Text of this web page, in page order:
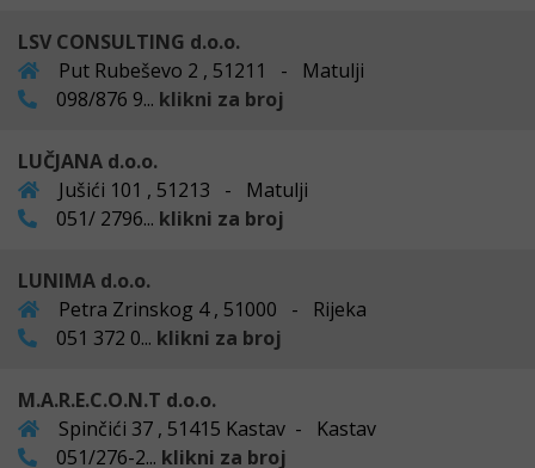
LSV CONSULTING d.o.o.
Put Rubeševo 2 , 51211 - Matulji
098/876 9... klikni za broj
LUČJANA d.o.o.
Jušići 101 , 51213 - Matulji
051/ 2796... klikni za broj
LUNIMA d.o.o.
Petra Zrinskog 4 , 51000 - Rijeka
051 372 0... klikni za broj
M.A.R.E.C.O.N.T d.o.o.
Spinčići 37 , 51415 Kastav - Kastav
051/276-2... klikni za broj